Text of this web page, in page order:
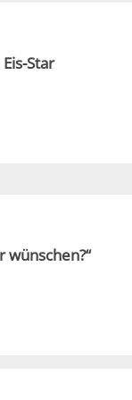
Star
wünschen?“